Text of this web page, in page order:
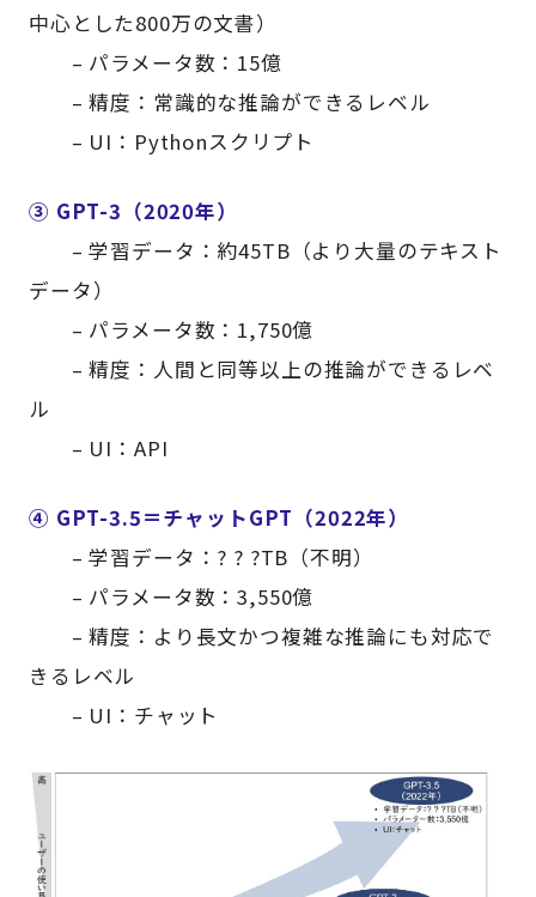
中心とした800万の文書）
– パラメータ数：15億
– 精度：常識的な推論ができるレベル
– UI：Pythonスクリプト
③ GPT-3（2020年）
– 学習データ：約45TB（より大量のテキスト
データ）
– パラメータ数：1,750億
– 精度：人間と同等以上の推論ができるレベ
ル
– UI：API
④ GPT-3.5＝チャットGPT（2022年）
– 学習データ：? ? ?TB（不明）
– パラメータ数：3,550億
– 精度：より長文かつ複雑な推論にも対応で
きるレベル
– UI：チャット